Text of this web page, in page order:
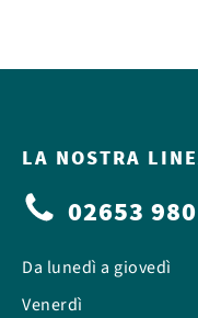
LA NOSTRA
02653
Da lunedì a giovedì
Venerdì